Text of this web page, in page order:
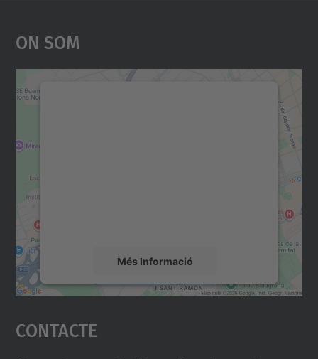
On Som
Més Informació
Accepta
powered by
Contacte